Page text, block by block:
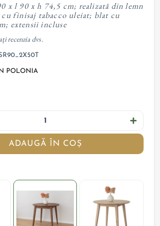
x l 90 x h 74,5 cm; realizată din lemn
cu finisaj tabacco uleiat; blat cu
extensii incluse
recenzia dvs.
POLONIA
ADAUGĂ ÎN COȘ